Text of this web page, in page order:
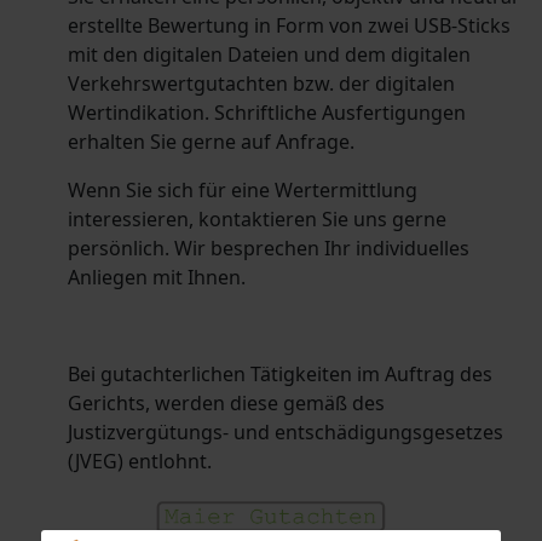
erstellte Bewertung in Form von zwei USB-Sticks
mit den digitalen Dateien und dem digitalen
Verkehrswertgutachten bzw. der digitalen
Wertindikation. Schriftliche Ausfertigungen
erhalten Sie gerne auf Anfrage.
Wenn Sie sich für eine Wertermittlung
interessieren, kontaktieren Sie uns gerne
persönlich. Wir besprechen Ihr individuelles
Anliegen mit Ihnen.
Bei gutachterlichen Tätigkeiten im Auftrag des
Gerichts, werden diese gemäß des
Justizvergütungs- und entschädigungsgesetzes
(JVEG) entlohnt.